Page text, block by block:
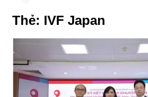
Thẻ: IVF Japan